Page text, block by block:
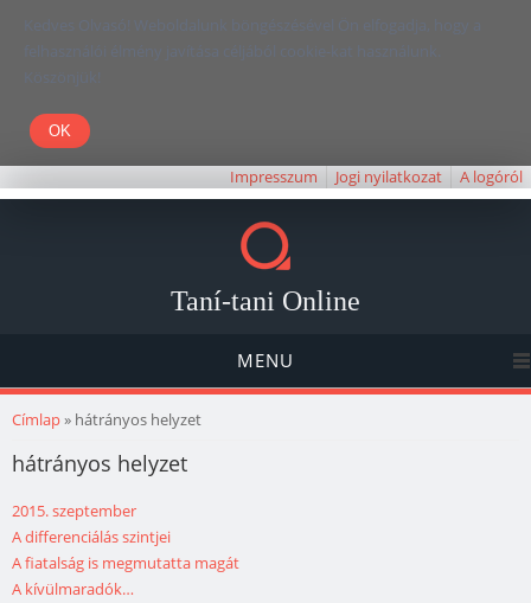
Kedves Olvasó! Weboldalunk böngészésével Ön elfogadja, hogy a
felhasználói élmény javítása céljából cookie-kat használunk.
Köszönjük!
Impresszum Jogi nyilatkozat A logóról
Taní-tani Online
MENU
Jelenlegi hely
Címlap» hátrányos helyzet
hátrányos helyzet
2015. szeptember
A differenciálás szintjei
A fiatalság is megmutatta magát
A kívülmaradók…